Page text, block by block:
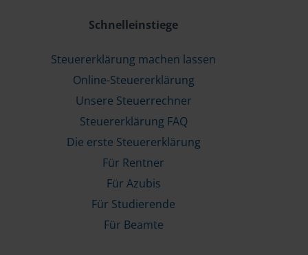
Schnelleinstiege
Steuererklärung machen lassen
Online-Steuererklärung
Unsere Steuerrechner
Steuererklärung FAQ
Die erste Steuererklärung
Für Rentner
Für Azubis
Für Studierende
Für Beamte